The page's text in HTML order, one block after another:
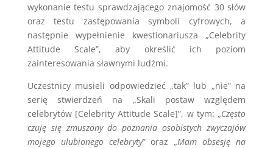
wykonanie testu sprawdzającego znajomość 30 słów
oraz testu zastępowania symboli cyfrowych, a
następnie wypełnienie kwestionariusza „Celebrity
Attitude Scale”, aby określić ich poziom
zainteresowania sławnymi ludźmi.
Uczestnicy musieli odpowiedzieć „tak” lub „nie” na
serię stwierdzeń na „Skali postaw względem
celebrytów [Celebrity Attitude Scale]”, w tym: „Często
czuję się zmuszony do poznania osobistych zwyczajów
mojego ulubionego celebryty” oraz „Mam obsesję na